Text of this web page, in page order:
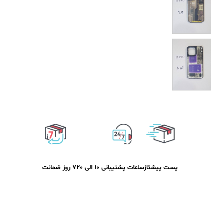
پست پیشتازساعات پشتیبانی 10 الی 20 7 روز ضمانت